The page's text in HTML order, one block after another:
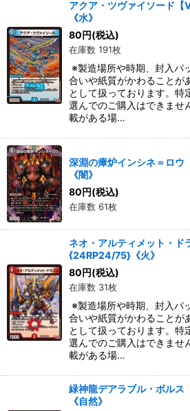
アクア・ツヴァイソード
《水》
80 円(税込)
在庫数 191枚
※製造場所や時期、封入パ
合いや紙質がかわることが
として扱っております。特
選んでのご購入はできませ
載がある場…
深淵の瘴炉インシネ＝ロ
《闇》
80円(税込)
在庫数 61枚
ネオ・アルティメット・ド
{24RP24/75}《火》
80円(税込)
在庫数 31枚
※製造場所や時期、封入パ
合いや紙質がかわることが
として扱っております。特
選んでのご購入はできませ
載がある場…
緑神龍デアラブル・ボル
《自然》